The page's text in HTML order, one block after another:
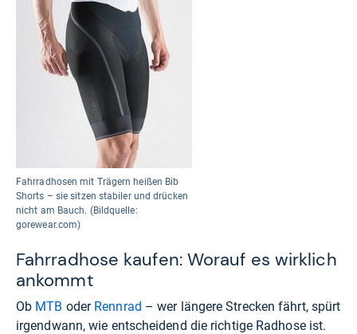
Fahrradhosen mit Trägern heißen Bib
Shorts – sie sitzen stabiler und drücken
nicht am Bauch. (Bildquelle:
gorewear.com)
Fahrradhose kaufen: Worauf es wirklich
ankommt
Ob MTB oder Rennrad – wer längere Strecken fährt, spürt
irgendwann, wie entscheidend die richtige Radhose ist.